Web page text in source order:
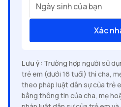
Ngày sinh của bạn
Xác
Lưu ý: Trường hợp người sử
trẻ em (dưới 16 tuổi) thì cha,
theo pháp luật dân sự của trẻ
bằng thông tin của cha, mẹ